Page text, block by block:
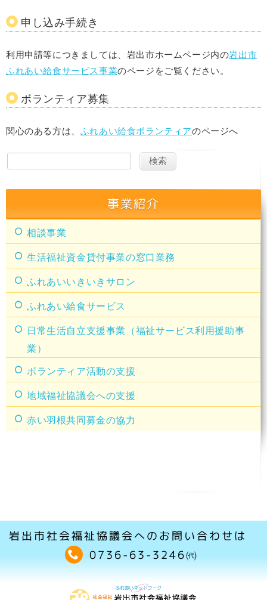
申し込み手続き
利用申請等につきましては、岩出市ホームページ内の岩出市
ふれあい給食サービス事業のページをご覧ください。
ボランティア募集
関心のある方は、 ふれあい給食ボランティアのページへ
事業紹介
相談事業
生活福祉資金貸付事業の窓口業務
ふれあいいきいきサロン
ふれあい給食サービス
日常生活自立支援事業（福祉サービス利用援助事
業）
ボランティア活動の支援
地域福祉協議会への支援
赤い羽根共同募金の協力
岩出市社会福祉協議会へのお問い合わせは
0736-63-3246㈹